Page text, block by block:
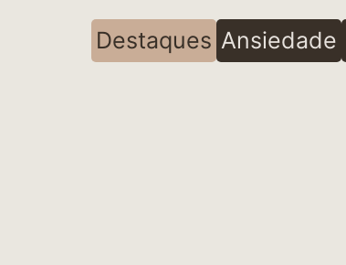
Destaques Ansiedade